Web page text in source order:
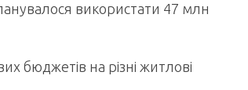
використати 47 млн
бюджетів на різні житлові